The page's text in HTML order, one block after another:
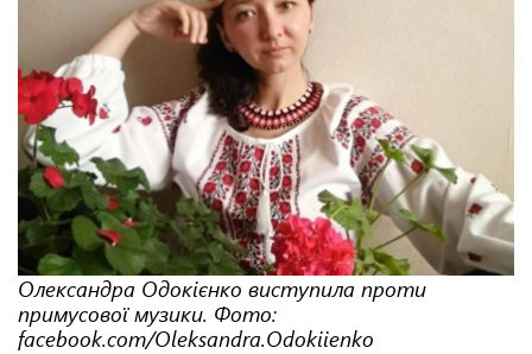
Олександра Одокієнко виступила проти
примусової музики. Фото:
facebook.com/Oleksandra.Odokiienko